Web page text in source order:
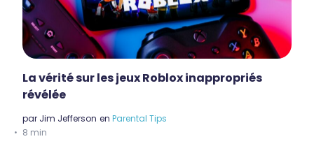
La vérité sur les jeux Roblox inappropriés
révélée
par Jim Jefferson en Parental Tips
8 min